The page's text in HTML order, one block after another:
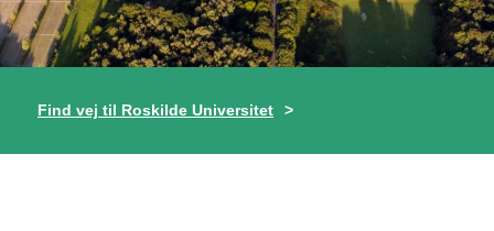
Find vej til Roskilde Universitet